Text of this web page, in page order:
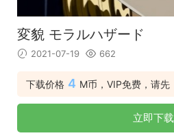
変貌 モラルハザード
2021-07-19 662
下载价格 4 M币，VIP免费，请先
立即下载